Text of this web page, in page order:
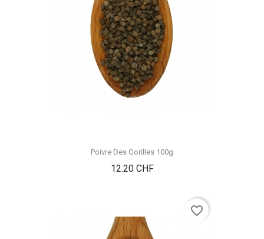
Poivre Des Gorilles 100g
12.20 CHFPrix
favorite_border